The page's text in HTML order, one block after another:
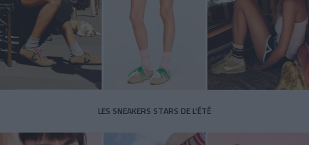
LES SNEAKERS STARS DE L’ÉTÉ